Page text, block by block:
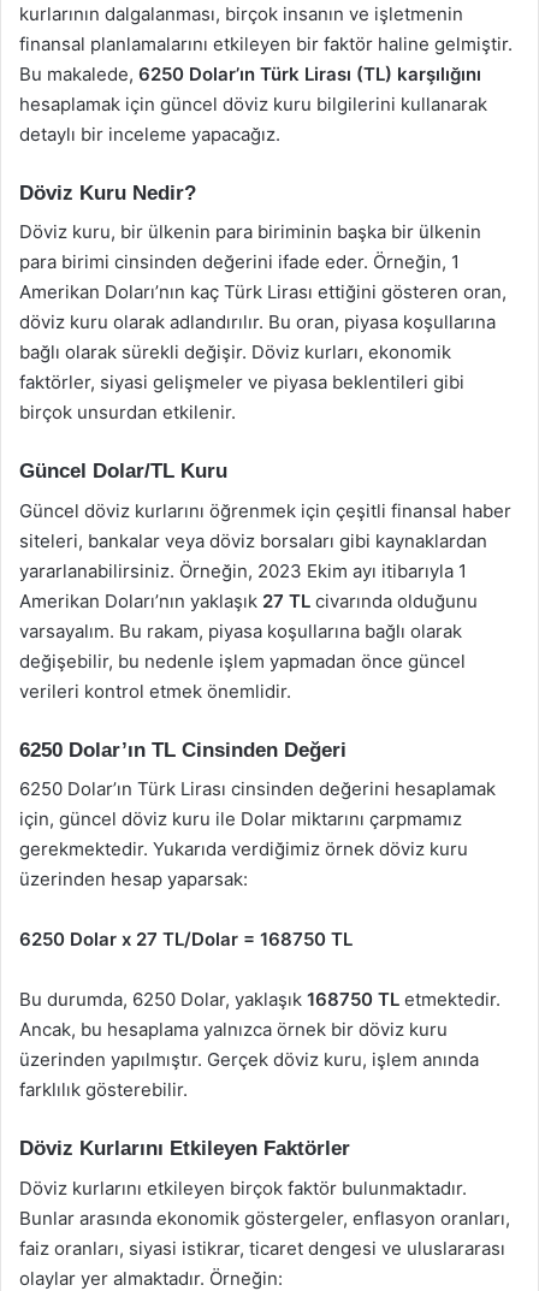
kurlarının dalgalanması, birçok insanın ve işletmenin
finansal planlamalarını etkileyen bir faktör haline gelmiştir.
Bu makalede, 6250 Dolar’ın Türk Lirası (TL) karşılığını
hesaplamak için güncel döviz kuru bilgilerini kullanarak
detaylı bir inceleme yapacağız.
Döviz Kuru Nedir?
Döviz kuru, bir ülkenin para biriminin başka bir ülkenin
para birimi cinsinden değerini ifade eder. Örneğin, 1
Amerikan Doları’nın kaç Türk Lirası ettiğini gösteren oran,
döviz kuru olarak adlandırılır. Bu oran, piyasa koşullarına
bağlı olarak sürekli değişir. Döviz kurları, ekonomik
faktörler, siyasi gelişmeler ve piyasa beklentileri gibi
birçok unsurdan etkilenir.
Güncel Dolar/TL Kuru
Güncel döviz kurlarını öğrenmek için çeşitli finansal haber
siteleri, bankalar veya döviz borsaları gibi kaynaklardan
yararlanabilirsiniz. Örneğin, 2023 Ekim ayı itibarıyla 1
Amerikan Doları’nın yaklaşık 27 TL civarında olduğunu
varsayalım. Bu rakam, piyasa koşullarına bağlı olarak
değişebilir, bu nedenle işlem yapmadan önce güncel
verileri kontrol etmek önemlidir.
6250 Dolar’ın TL Cinsinden Değeri
6250 Dolar’ın Türk Lirası cinsinden değerini hesaplamak
için, güncel döviz kuru ile Dolar miktarını çarpmamız
gerekmektedir. Yukarıda verdiğimiz örnek döviz kuru
üzerinden hesap yaparsak:
6250 Dolar x 27 TL/Dolar = 168750 TL
Bu durumda, 6250 Dolar, yaklaşık 168750 TL etmektedir.
Ancak, bu hesaplama yalnızca örnek bir döviz kuru
üzerinden yapılmıştır. Gerçek döviz kuru, işlem anında
farklılık gösterebilir.
Döviz Kurlarını Etkileyen Faktörler
Döviz kurlarını etkileyen birçok faktör bulunmaktadır.
Bunlar arasında ekonomik göstergeler, enflasyon oranları,
faiz oranları, siyasi istikrar, ticaret dengesi ve uluslararası
olaylar yer almaktadır. Örneğin: